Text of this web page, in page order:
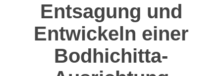
Entsagung und
Entwickeln einer
Bodhichitta-